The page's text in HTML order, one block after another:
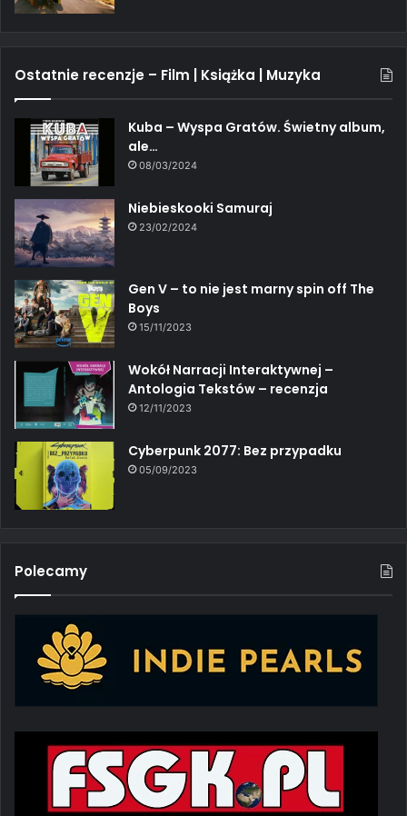
Ostatnie recenzje – Film | Książka | Muzyka
Kuba – Wyspa Gratów. Świetny album,
ale…
08/03/2024
Niebieskooki Samuraj
23/02/2024
Gen V – to nie jest marny spin off The
Boys
15/11/2023
Wokół Narracji Interaktywnej –
Antologia Tekstów – recenzja
12/11/2023
Cyberpunk 2077: Bez przypadku
05/09/2023
Polecamy